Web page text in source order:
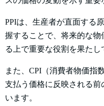
PPIは、生産者が直面する
握することで、将来的な
る上で重要な役割を果たし
また、CPI（消費者物価指
支払う価格に反映される
います。